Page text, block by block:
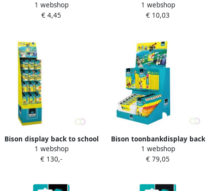
plakband voor binnen
verwijderbaar ft 19 mm x 1
1 webshop
€ 4,45
van 2 X 500 ml
1 webshop
€ 10,03
Bison display back to school
rio
1 webshop
€ 130,-
Bison toonbankdisplay back
to school rio
1 webshop
€ 79,05